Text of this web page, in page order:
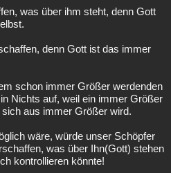
was über ihm steht, denn Gott
denn Gott ist das immer
schon immer Größer werdenden
Nichts auf, weil ein immer Größer
aus immer Größer wird.
wäre, würde unser Schöpfer
was über Ihn(Gott) stehen
kontrollieren könnte!